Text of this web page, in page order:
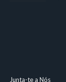
Junta-te a Nós